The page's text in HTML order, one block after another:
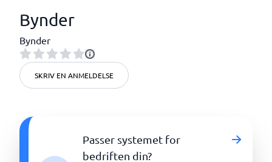
Bynder
Bynder
SKRIV EN ANMELDELSE
Passer systemet for
bedriften din?